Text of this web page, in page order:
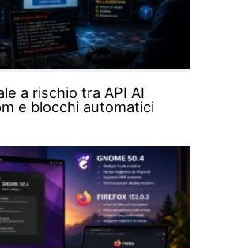
a rischio tra API AI
e blocchi automatici